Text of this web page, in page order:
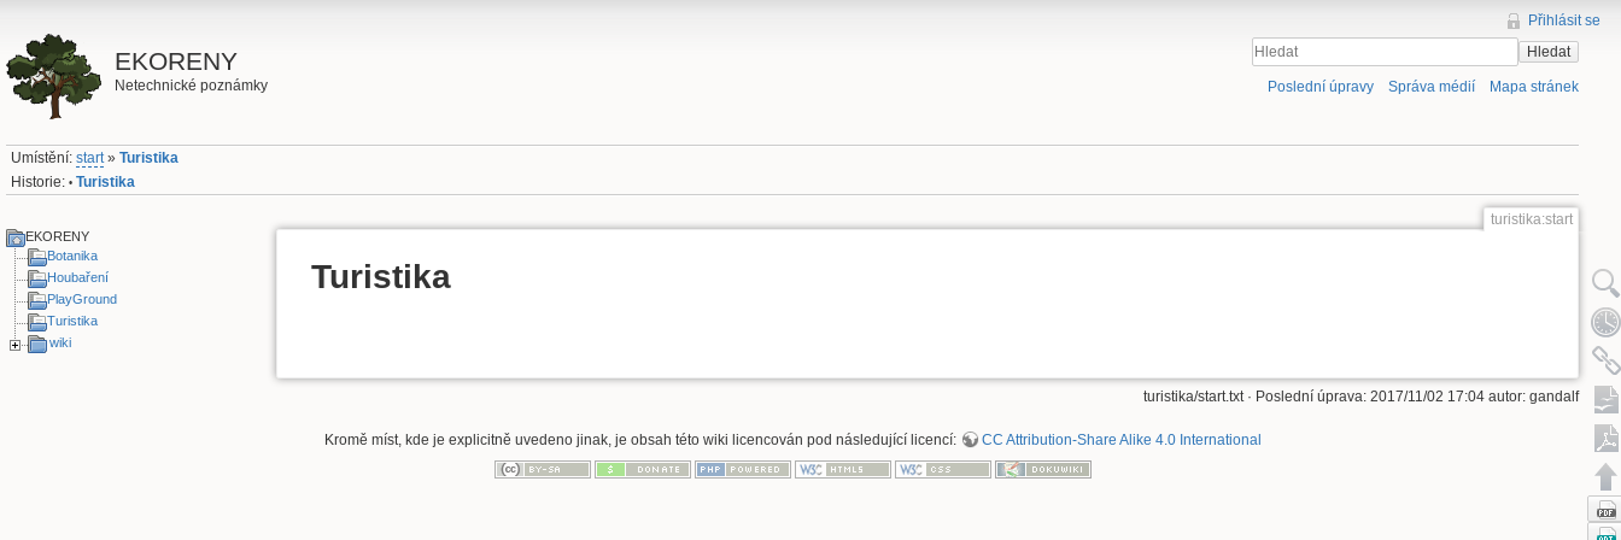
EKORENY
Netechnické poznámky
Přihlásit se
Hledat
Poslední úpravy Správa médií Mapa stránek
Umístění:start»Turistika
Historie: • Turistika
EKORENY
Botanika
Houbaření
PlayGround
Turistika
wiki
turistika:start
Turistika
turistika/start.txt · Poslední úprava: 2017/11/02 17:04 autor: gandalf
Kromě míst, kde je explicitně uvedeno jinak, je obsah této wiki licencován pod následující licencí: CC Attribution-Share Alike 4.0 International